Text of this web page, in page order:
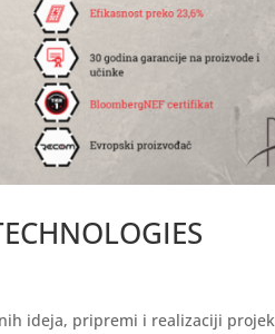
ideja, pripremi i realizaciji